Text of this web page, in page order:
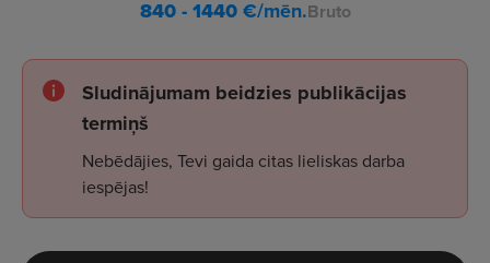
840 - 1440€/mēn.Bruto
Sludinājumam beidzies publikācijas
termiņš
Nebēdājies, Tevi gaida citas lieliskas darba
iespējas!